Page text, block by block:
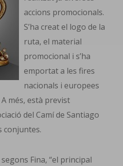
accions promocionals.
S’ha creat el logo de la
ruta, el material
promocional i s’ha
emportat a les fires
nacionals i europees
més, està previst
del Camí de Santiago
conjuntes.
Fina, “el principal